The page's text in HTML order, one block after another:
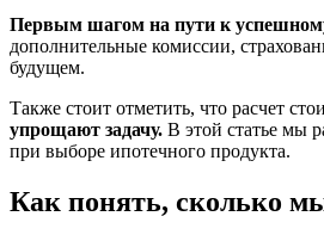
Первым шагом на пути к
дополнительные комиссии,
будущем.
Также стоит отметить, что расчет
упрощают задачу. В этой статье мы
при выборе ипотечного продукта.
Как понять, сколько